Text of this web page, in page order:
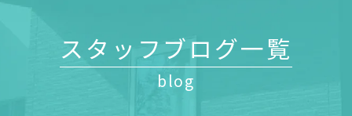
スタッフブログ一覧
blog